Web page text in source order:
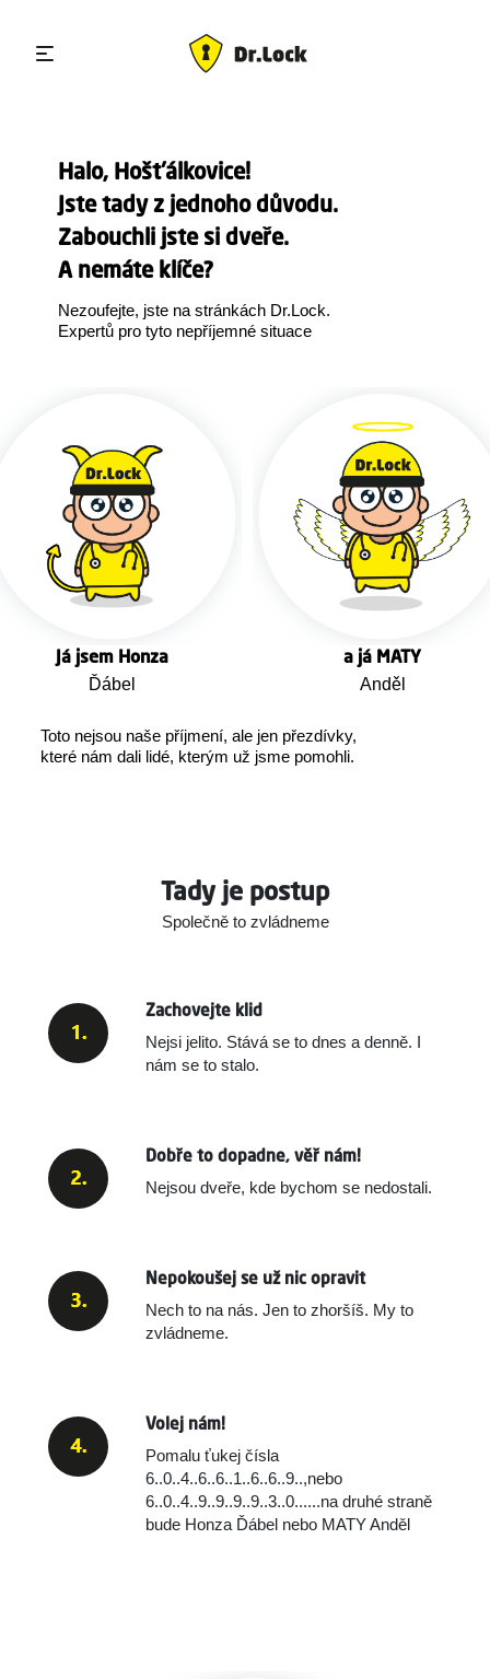
Halo, Hošťálkovice!
Jste tady z jednoho důvodu.
Zabouchli jste si dveře.
A nemáte klíče?
Nezoufejte, jste na stránkách Dr.Lock.
Expertů pro tyto nepříjemné situace
Já jsem Honza
Ďábel
a já MATY
Anděl
Toto nejsou naše příjmení, ale jen přezdívky,
které nám dali lidé, kterým už jsme pomohli.
Tady je postup
Společně to zvládneme
Zachovejte klid
Nejsi jelito. Stává se to dnes a denně.
nám se to stalo.
Dobře to dopadne, věř nám!
Nejsou dveře, kde bychom se nedostali.
Nepokoušej se už nic opravit
Nech to na nás. Jen to zhoršíš. My to
zvládneme.
Volej nám!
Pomalu ťukej čísla
6..0..4..6..6..1..6..6..9..,nebo
‭‭6..0..4..9..9..9..9..3..0..‬..‬..na druhé straně
bude Honza Ďábel nebo MATY Anděl